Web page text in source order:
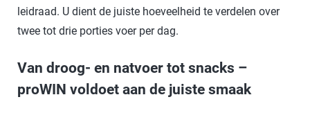
leidraad. U dient de juiste hoeveelheid te verdelen over
twee tot drie porties voer per dag.
Van droog- en natvoer tot snacks –
proWIN voldoet aan de juiste smaak